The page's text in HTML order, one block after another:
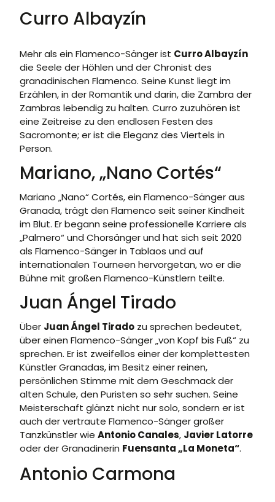
Curro Albayzín
Mehr als ein Flamenco-Sänger ist Curro Albayzín
die Seele der Höhlen und der Chronist des
granadinischen Flamenco. Seine Kunst liegt im
Erzählen, in der Romantik und darin, die Zambra der
Zambras lebendig zu halten. Curro zuzuhören ist
eine Zeitreise zu den endlosen Festen des
Sacromonte; er ist die Eleganz des Viertels in
Person.
Mariano, „Nano Cortés“
Mariano „Nano“ Cortés, ein Flamenco-Sänger aus
Granada, trägt den Flamenco seit seiner Kindheit
im Blut. Er begann seine professionelle Karriere als
„Palmero“ und Chorsänger und hat sich seit 2020
als Flamenco-Sänger in Tablaos und auf
internationalen Tourneen hervorgetan, wo er die
Bühne mit großen Flamenco-Künstlern teilte.
Juan Ángel Tirado
Über Juan Ángel Tirado zu sprechen bedeutet,
über einen Flamenco-Sänger „von Kopf bis Fuß“ zu
sprechen. Er ist zweifellos einer der komplettesten
Künstler Granadas, im Besitz einer reinen,
persönlichen Stimme mit dem Geschmack der
alten Schule, den Puristen so sehr suchen. Seine
Meisterschaft glänzt nicht nur solo, sondern er ist
auch der vertraute Flamenco-Sänger großer
Tanzkünstler wie Antonio Canales, Javier Latorre
oder der Granadinerin Fuensanta „La Moneta“.
Antonio Carmona